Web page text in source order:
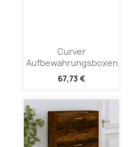
Curver
Aufbewahrungsboxen...
67,73 €